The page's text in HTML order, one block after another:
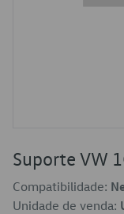
Suporte VW
Compatibilidade:
Unidade de venda: